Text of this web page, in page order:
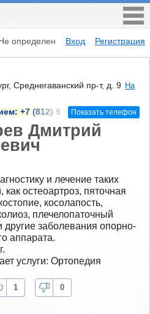
определен Вход Регистрация
Среднегаванский пр-т, д. 9 На
+7 (812) 9 Показать телефон
Дмитрий
и лечение таких
как остеоартроз, пяточная
косолапость,
плечелопаточный
другие заболевания опорно-
аппарата.
услуги: Ортопедия
1 0